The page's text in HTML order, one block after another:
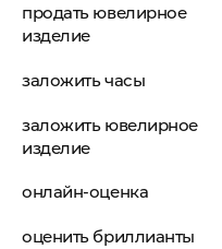
продать ювелирное
изделие
заложить часы
заложить ювелирное
изделие
онлайн-оценка
оценить бриллианты